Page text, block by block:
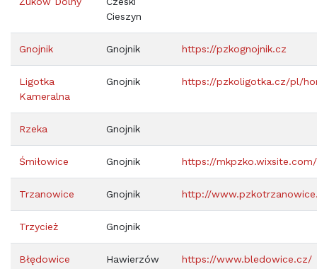
Cieszyn
Gnojnik Gnojnik https://pzkognojnik.cz
Ligotka
Kameralna
Gnojnik https://pzkoligotka.cz/pl/
Rzeka Gnojnik
Śmiłowice Gnojnik https://
Trzanowice Gnojnik http://
Trzycież Gnojnik
Błędowice Hawierzów https://www.bledowice.cz/